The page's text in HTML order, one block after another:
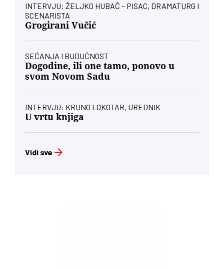
INTERVJU: ŽELJKO HUBAČ – PISAC, DRAMATURG I
SCENARISTA
Grogirani Vučić
SEĆANJA I BUDUĆNOST
Dogodine, ili one tamo, ponovo u
svom Novom Sadu
INTERVJU: KRUNO LOKOTAR, UREDNIK
U vrtu knjiga
Vidi sve